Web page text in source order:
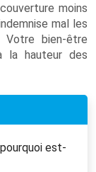
moins
mal les
bien-être
la hauteur des
est-